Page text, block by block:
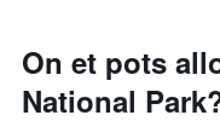
On et pots
National